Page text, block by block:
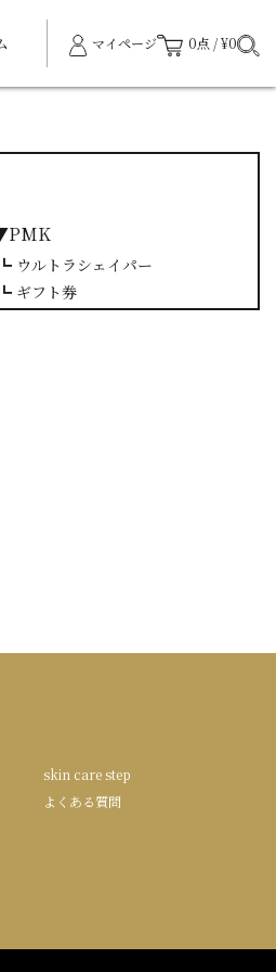
マイページ 0点 / ¥0
┗ ウルトラシェイパー
┗ ギフト券
skin care step
よくある質問